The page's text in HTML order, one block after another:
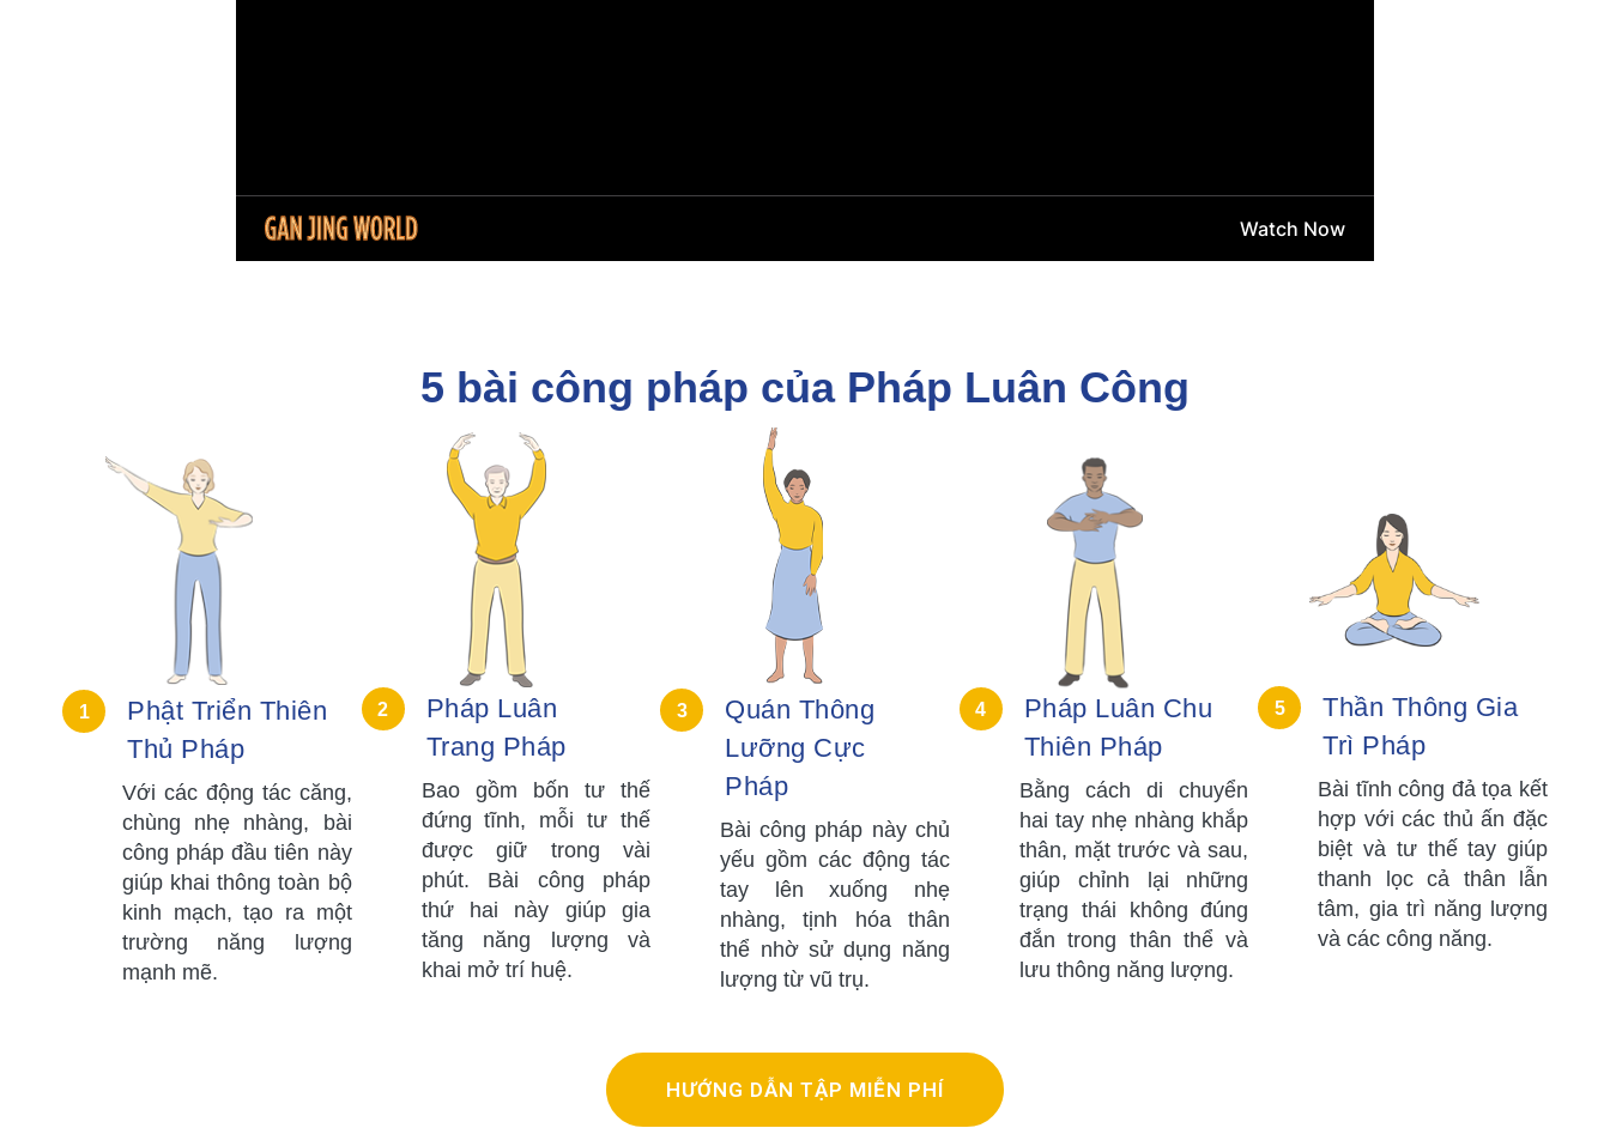
5 bài công pháp của Pháp Luân Công
1
Phật Triển Thiên
Thủ Pháp
Với các động tác căng,
chùng nhẹ nhàng, bài
công pháp đầu tiên này
giúp khai thông toàn bộ
kinh mạch, tạo ra một
trường năng lượng
mạnh mẽ.
2
Pháp Luân
Trang Pháp
Bao gồm bốn tư thế
đứng tĩnh, mỗi tư thế
được giữ trong vài
phút. Bài công pháp
thứ hai này giúp gia
tăng năng lượng và
khai mở trí huệ.
3
Quán Thông
Lưỡng Cực
Pháp
Bài công pháp này chủ
yếu gồm các động tác
tay lên xuống nhẹ
nhàng, tịnh hóa thân
thể nhờ sử dụng năng
lượng từ vũ trụ.
4
Pháp Luân Chu
Thiên Pháp
Bằng cách di chuyển
hai tay nhẹ nhàng khắp
thân, mặt trước và sau,
giúp chỉnh lại những
trạng thái không đúng
đắn trong thân thể và
lưu thông năng lượng.
5
Thần Thông Gia
Trì Pháp
Bài tĩnh công đả tọa kết
hợp với các thủ ấn đặc
biệt và tư thế tay giúp
thanh lọc cả thân lẫn
tâm, gia trì năng lượng
và các công năng.
HƯỚNG DẪN TẬP MIỄN PHÍ